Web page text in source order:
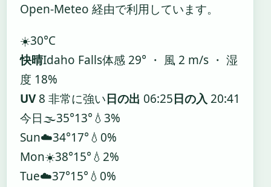
Open-Meteo 経由で利用しています。
☀️30°C
快晴Idaho Falls体感 29° ・ 風 2 m/s ・ 湿
度 18%
UV8 非常に強い日の出 06:25日の入 20:41
今日🌫️35°13°💧3%
Sun☁️34°17°💧0%
Mon☀️38°15°💧2%
Tue☁️37°15°💧0%